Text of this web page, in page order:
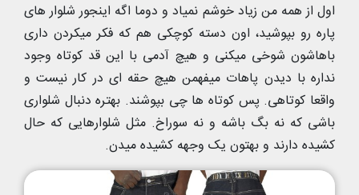
اول از همه من زیاد خوشم نمیاد و دوما اگه اینجور شلوار های
پاره رو بپوشید، اون دسته کوچکی هم که فکر میکردن داری
باهاشون شوخی میکنی و هیچ آدمی با این قد کوتاه وجود
نداره با دیدن پاهات میفهمن هیچ حقه ای در کار نیست و
واقعا کوتاهی. پس کوتاه ها چی بپوشند. بهتره دنبال شلواری
باشی که نه بگ باشه و نه سوراخ. مثل شلوارهایی که حال
کشیده دارند و بهتون یک وجهه کشیده میدن.